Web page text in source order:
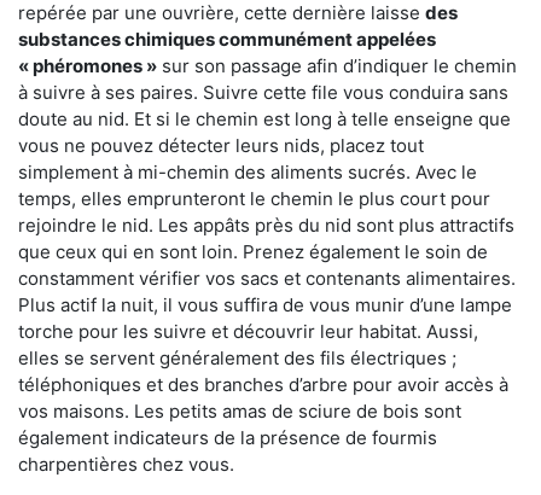
repérée par une ouvrière, cette dernière laisse des
substances chimiques communément appelées
« phéromones » sur son passage afin d’indiquer le chemin
à suivre à ses paires. Suivre cette file vous conduira sans
doute au nid. Et si le chemin est long à telle enseigne que
vous ne pouvez détecter leurs nids, placez tout
simplement à mi-chemin des aliments sucrés. Avec le
temps, elles emprunteront le chemin le plus court pour
rejoindre le nid. Les appâts près du nid sont plus attractifs
que ceux qui en sont loin. Prenez également le soin de
constamment vérifier vos sacs et contenants alimentaires.
Plus actif la nuit, il vous suffira de vous munir d’une lampe
torche pour les suivre et découvrir leur habitat. Aussi,
elles se servent généralement des fils électriques ;
téléphoniques et des branches d’arbre pour avoir accès à
vos maisons. Les petits amas de sciure de bois sont
également indicateurs de la présence de fourmis
charpentières chez vous.